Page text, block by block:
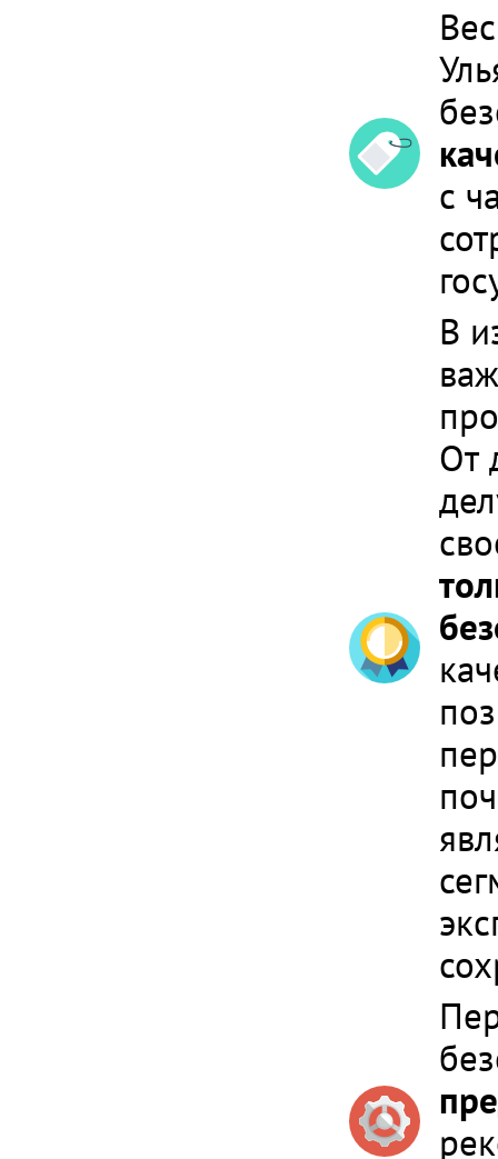
с
В
От